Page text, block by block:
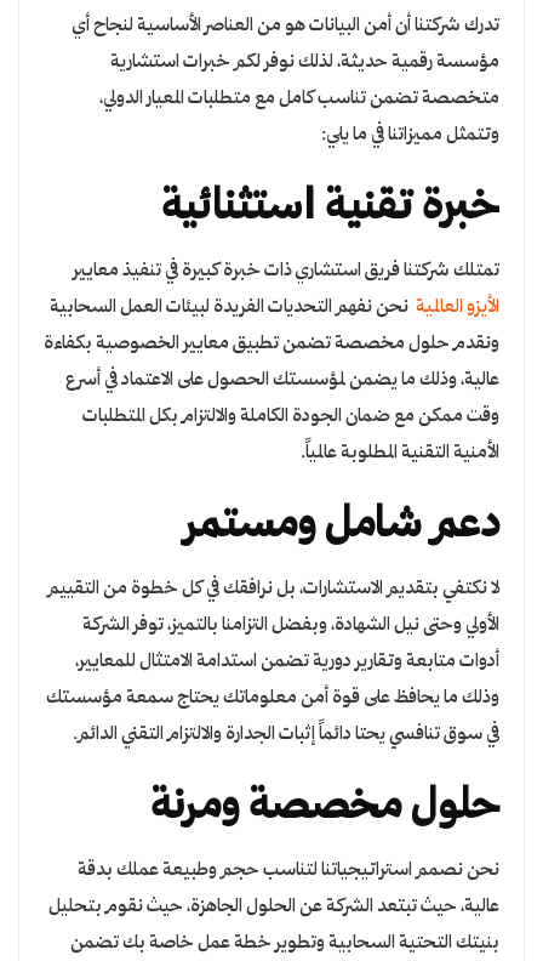
تدرك شركتنا أن أمن البيانات هو من العناصر الأساسية لنجاح أي
مؤسسة رقمية حديثة، لذلك نوفر لكم خبرات استشارية
متخصصة تضمن تناسب كامل مع متطلبات المعيار الدولي،
وتتمثل مميزاتنا في ما يلي:
خبرة تقنية استثنائية
تمتلك شركتنا فريق استشاري ذات خبرة كبيرة في تنفيذ معايير
الأيزو العالمية نحن نفهم التحديات الفريدة لبيئات العمل السحابية
ونقدم حلول مخصصة تضمن تطبيق معايير الخصوصية بكفاءة
عالية، وذلك ما يضمن لمؤسستك الحصول على الاعتماد في أسرع
وقت ممكن مع ضمان الجودة الكاملة والالتزام بكل المتطلبات
الأمنية التقنية المطلوبة عالمياً.
دعم شامل ومستمر
لا نكتفي بتقديم الاستشارات، بل نرافقك في كل خطوة من التقييم
الأولي وحتى نيل الشهادة، وبفضل التزامنا بالتميز، توفر الشركة
أدوات متابعة وتقارير دورية تضمن استدامة الامتثال للمعايير،
وذلك ما يحافظ على قوة أمن معلوماتك يحتاج سمعة مؤسستك
في سوق تنافسي يحتا دائماً إثبات الجدارة والالتزام التقني الدائم.
حلول مخصصة ومرنة
نحن نصمم استراتيجياتنا لتناسب حجم وطبيعة عملك بدقة
عالية، حيث تبتعد الشركة عن الحلول الجاهزة، حيث نقوم بتحليل
بنيتك التحتية السحابية وتطوير خطة عمل خاصة بك تضمن